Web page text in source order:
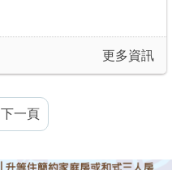
更多資訊
下一頁